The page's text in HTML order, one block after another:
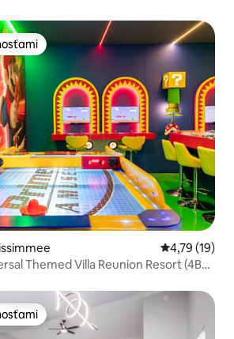
Priemerné
4,79 (19)
Themed Villa Reunion Resort (4BR